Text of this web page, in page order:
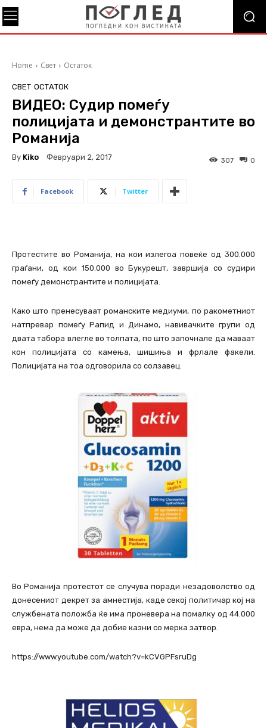
Home Свет Остаток
СВЕТ ОСТАТОК
ВИДЕО: Судир помеѓу
полицијата и демонстрантите во
Романија
By Kiko Февруари 2, 2017 0
307
Facebook Twitter
Протестите во Романија, на кои излегоа повеќе од 300.000
граѓани, од кои 150.000 во Букурешт, завршија со судири
помеѓу демонстрантите и полицијата.
Како што пренесуваат романските медиуми, по ракометниот
натпревар помеѓу Рапид и Динамо, навивачките групи од
двата табора влегле во толпата, по што започнале да маваат
кон полицијата со камења, шишиња и фрлале факели.
Полицијата на тоа одговорила со солзавец.
Во Романија протестот се случува поради незадоволство од
донесениот декрет за амнестија, каде секој политичар кој на
службената положба ќе има проневера на помалку од 44.000
евра, нема да може да добие казни со мерка затвор.
https://www.youtube.com/watch?v=kCVGPFsruDg